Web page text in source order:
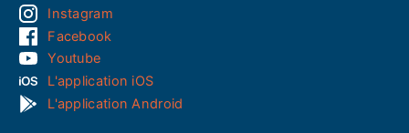
Instagram
Facebook
Youtube
L'application iOS
L'application Android